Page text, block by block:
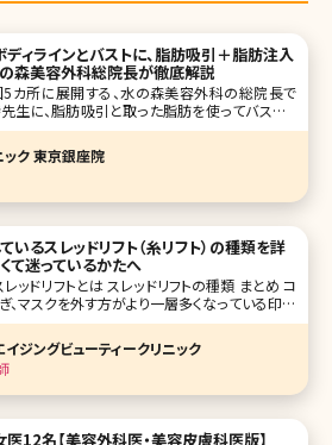
ィラインとバストに、脂肪吸引＋脂肪注入
の森美容外科総院長が徹底解説
カ所に展開する、水の森美容外科の総院長で
生に、脂肪吸引と取った脂肪を使ってバストア
注入豊胸について、詳しく解説して頂きました。
引のメリット、デメリットはもちろん、産後の女
面するボディラインの悩み、授乳後のバストの
悩みにつ
ク 東京銀座院
いるスレッドリフト（糸リフト）の種類を詳
て迷っているかたへ
、マスクを外す方がより一層多くなっている印象
そうなると気になるのはシミよりもたるみという
り、シミの治療中でもたるみの相談を受けるこ
とがとても多いです。 たる
ジングビューティークリニック
12名【美容外科医・美容皮膚科医版】